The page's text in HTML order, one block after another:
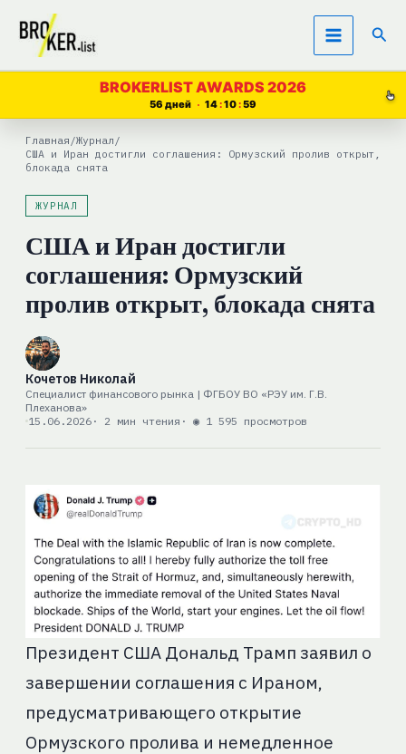
Перейти
содержимому
BROKERLIST AWARDS 2026
56 дней 14 10 59
Главная /Журнал /
США и Иран достигли соглашения: Ормузский пролив открыт,
блокада снята
ЖУРНАЛ
США и Иран достигли
соглашения: Ормузский
пролив открыт, блокада снята
Кочетов Николай
Специалист финансового рынка | ФГБОУ ВО «РЭУ им. Г.В.
Плеханова»
15.06.2026· 2 мин чтения · ◉ 1 595 просмотров
Президент США Дональд Трамп заявил о
завершении соглашения с Ираном,
предусматривающего открытие
Ормузского пролива и немедленное